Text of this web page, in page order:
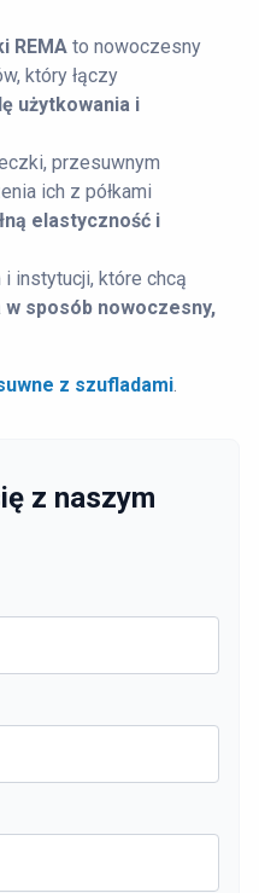
REMA to nowoczesny
który łączy
użytkowania i
przesuwnym
ich z półkami
elastyczność i
instytucji, które chcą
sposób nowoczesny,
z szufladami.
z naszym